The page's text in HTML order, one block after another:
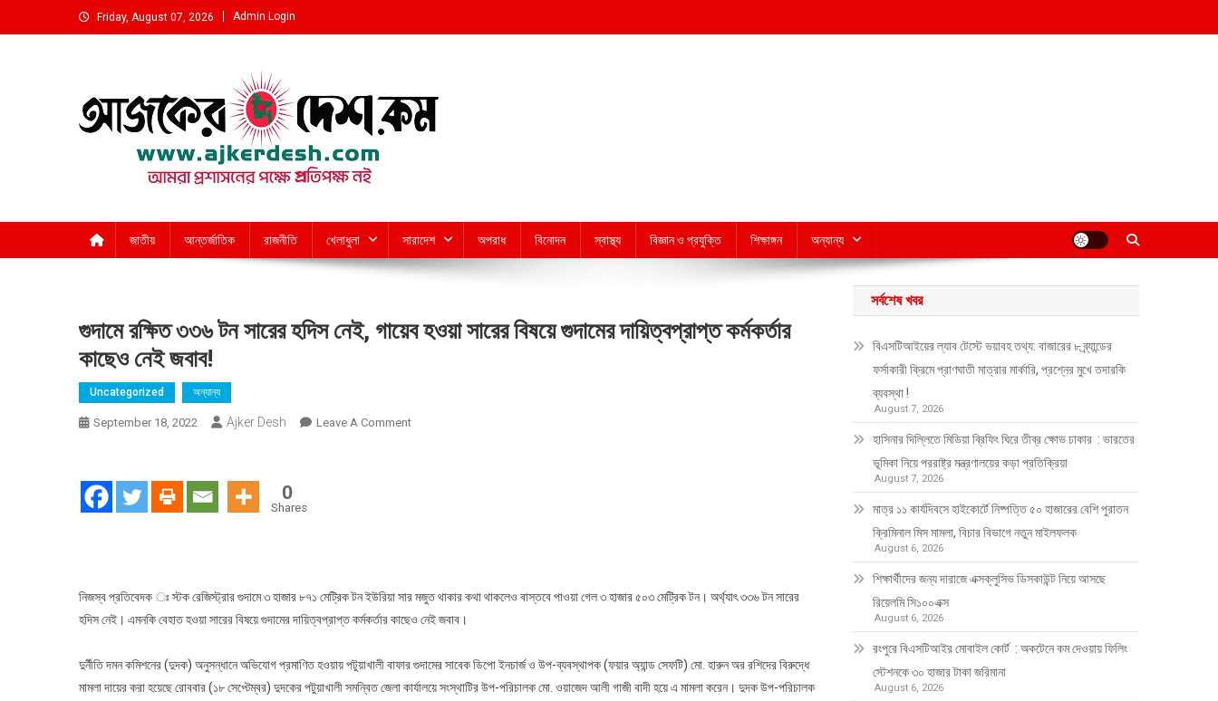
to
Friday, August 07, 2026 Admin Login
জাতীয় আন্তর্জাতিক রাজনীতি খেলাধুলা সারাদেশ অপরাধ বিনোদন স্বাস্থ্য বিজ্ঞান ও প্রযুক্তি শিক্ষাঙ্গন অন্যান্য
গুদামে রক্ষিত ৩৩৬ টন সারের হদিস নেই, গায়েব হওয়া সারের বিষয়ে গুদামের দায়িত্বপ্রাপ্ত কর্মকর্তার
কাছেও নেই জবাব!
Uncategorized অন্যান্য
September 18, 2022 Ajker Desh Leave A CommentOn
হওয়া
গুদামের
দায়িত্বপ্রাপ্ত
0
Shares
নিজস্ব প্রতিবেদক ঃ স্টক রেজিস্ট্রার গুদামে ৩ হাজার ৮৭১ মেট্রিক টন ইউরিয়া সার মজুত থাকার কথা থাকলেও বাস্তবে পাওয়া গেল ৩ হাজার ৫০৩ মেট্রিক টন। অর্থ্যাৎ ৩৩৬ টন সারের
হদিস নেই। এমনকি বেহাত হওয়া সারের বিষয়ে গুদামের দায়িত্বপ্রাপ্ত কর্মকর্তার কাছেও নেই জবাব।
দুর্নীতি দমন কমিশনের (দুদক) অনুসন্ধানে অভিযোগ প্রমাণিত হওয়ায় পটুয়াখালী বাফার গুদামের সাবেক ডিপো ইনচার্জ ও উপ-ব্যবস্থাপক (ফয়ার অ্যান্ড সেফটি) মো. হারুন অর রশিদের বিরুদ্ধে
মামলা দায়ের করা হয়েছে রোববার (১৮ সেপ্টেম্বর) দুদকের পটুয়াখালী সমন্বিত জেলা কার্যালয়ে সংস্থাটির উপ-পরিচালক মো. ওয়াজেদ আলী গাজী বাদী হয়ে এ মামলা করেন। দুদক উপ-পরিচালক
সর্বশেষ খবর
বিএসটিআইয়ের ল্যাব টেস্টে ভয়াবহ তথ্য: বাজারের ৮ ব্র্যান্ডের
ফর্সাকারী ক্রিমে প্রাণঘাতী মাত্রার মার্কারি, প্রশ্নের মুখে তদারকি
ব্যবস্থা !
August 7, 2026
হাসিনার দিল্লিতে মিডিয়া ব্রিফিং ঘিরে তীব্র ক্ষোভ ঢাকার : ভারতের
ভূমিকা নিয়ে পররাষ্ট্র মন্ত্রণালয়ের কড়া প্রতিক্রিয়া
August 7, 2026
মাত্র ১১ কার্যদিবসে হাইকোর্টে নিষ্পত্তি ৫০ হাজারের বেশি পুরাতন
ক্রিমিনাল মিস মামলা, বিচার বিভাগে নতুন মাইলফলক
August 6, 2026
শিক্ষার্থীদের জন্য দারাজে এক্সক্লুসিভ ডিসকাউন্ট নিয়ে আসছে
রিয়েলমি সি১০০এক্স
August 6, 2026
রংপুরে বিএসটিআইর মোবাইল কোর্ট : অকটেনে কম দেওয়ায় ফিলিং
স্টেশনকে ৩০ হাজার টাকা জরিমানা
August 6, 2026